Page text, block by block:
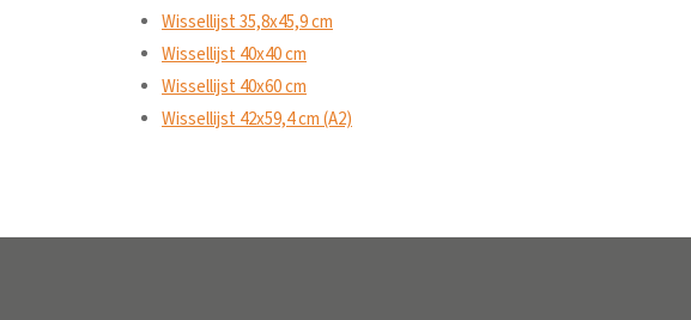
Wissellijst 35,8x45,9 cm
Wissellijst 40x40 cm
Wissellijst 40x60 cm
Wissellijst 42x59,4 cm (A2)